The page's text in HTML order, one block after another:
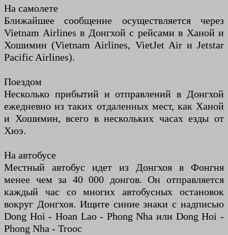
На самолете
Ближайшее сообщение осуществляется через
Vietnam Airlines в Донгхой с рейсами в Ханой и
Хошимин (Vietnam Airlines, VietJet Air и Jetstar
Pacific Airlines).
Поездом
Несколько прибытий и отправлений в Донгхой
ежедневно из таких отдаленных мест, как Ханой
и Хошимин, всего в нескольких часах езды от
Хюэ.
На автобусе
Местный автобус идет из Донгхоя в Фонгня
менее чем за 40 000 донгов. Он отправляется
каждый час со многих автобусных остановок
вокруг Донгхоя. Ищите синие знаки с надписью
Dong Hoi - Hoan Lao - Phong Nha или Dong Hoi -
Phong Nha - Trooc